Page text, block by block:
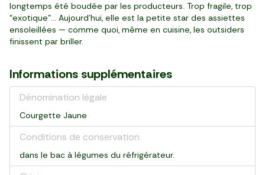
longtemps été boudée par les producteurs. Trop fragile, trop
“exotique”... Aujourd’hui, elle est la petite star des assiettes
ensoleillées — comme quoi, même en cuisine, les outsiders
finissent par briller.
Informations supplémentaires
Dénomination légale
Courgette Jaune
Conditions de conservation
dans le bac à légumes du réfrigérateur.